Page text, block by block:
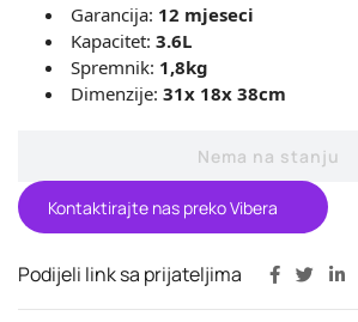
Garancija: 12 mjeseci
Kapacitet: 3.6L
Spremnik: 1,8kg
Dimenzije: 31x 18x 38cm
Nema na stanju
Kontaktirajte nas preko Vibera
Podijeli link sa prijateljima